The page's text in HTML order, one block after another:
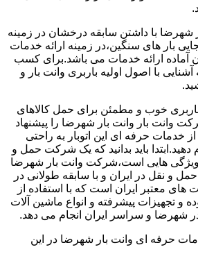
شهرضا با داشتن سابقه درخشان در زمینه
بار های سنگین،در زمینه ارائه خدمات
آماده ارائه خدمات می باشد.برای کسب
با اصول اولیه باربری وانت بار و
خوب و مطمئن برای حمل کالاهای
وانت بار وانت بار شهرضا را پیشنهاد
از خدمات حرفه ای این اتوبار به راحتی
دهید.ابتدا باید بدانید که یک شرکت حمل و
هایی است،شرکت وانت بار شهرضا
و نقل در ایران و با سابقه طولانی در
های معتبر ایران است که با استفاده از
و تجهیزات پیشرفته و انواع ماشین آلات
شهرضا و سراسر ایران انجام می دهد.
حرفه ای وانت بار شهرضا در این